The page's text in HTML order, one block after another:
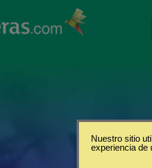
Nuestro sitio
experiencia de